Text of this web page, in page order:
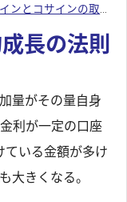
ンとコサインの取り扱
長の法則
量がその量自身
利が一定の口座
ている金額が多け
大きくなる。